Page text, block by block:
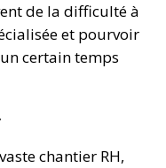
de la difficulté à
et pourvoir
certain temps
chantier RH,